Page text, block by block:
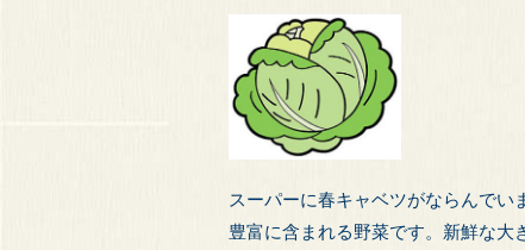
スーパーに春キャベツがならんで
豊富に含まれる野菜です。新鮮な大